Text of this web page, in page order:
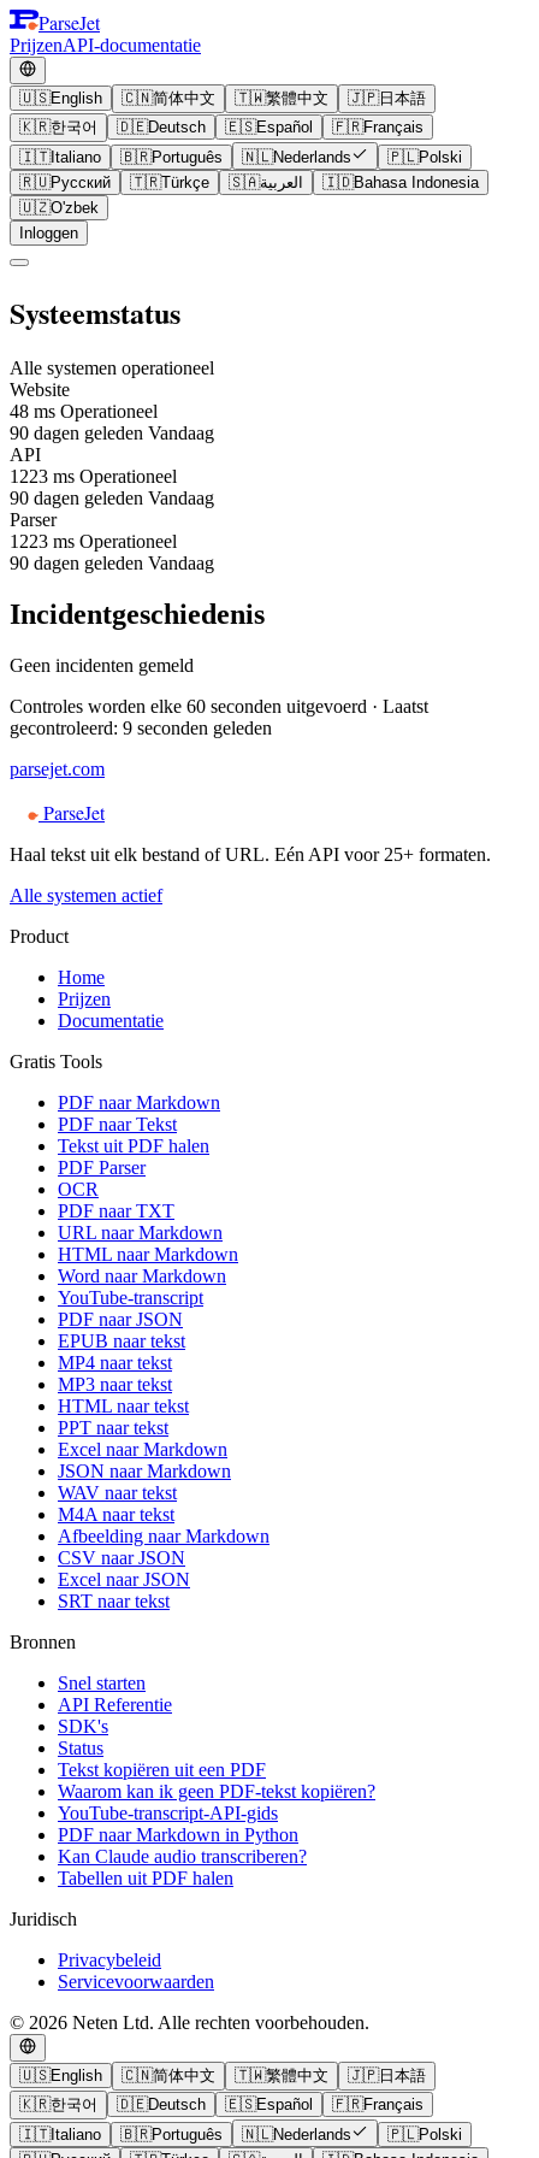
ParseJet
PrijzenAPI-documentatie
🇺🇸English 🇨🇳简体中文 🇹🇼繁體中文 🇯🇵日本語
🇰🇷한국어 🇩🇪Deutsch 🇪🇸Español 🇫🇷Français
🇮🇹Italiano 🇧🇷Português 🇳🇱Nederlands 🇵🇱Polski
🇷🇺Русский 🇹🇷Türkçe 🇸🇦العربية 🇮🇩Bahasa Indonesia
🇺🇿O'zbek
Inloggen
Systeemstatus
Alle systemen operationeel
Website
48 ms Operationeel
90 dagen geleden Vandaag
API
1223 ms Operationeel
90 dagen geleden Vandaag
Parser
1223 ms Operationeel
90 dagen geleden Vandaag
Incidentgeschiedenis
Geen incidenten gemeld
Controles worden elke 60 seconden uitgevoerd · Laatst
gecontroleerd: 9 seconden geleden
parsejet.com
ParseJet
Haal tekst uit elk bestand of URL. Eén API voor 25+ formaten.
Alle systemen actief
Product
Home
Prijzen
Documentatie
Gratis Tools
PDF naar Markdown
PDF naar Tekst
Tekst uit PDF halen
PDF Parser
OCR
PDF naar TXT
URL naar Markdown
HTML naar Markdown
Word naar Markdown
YouTube-transcript
PDF naar JSON
EPUB naar tekst
MP4 naar tekst
MP3 naar tekst
HTML naar tekst
PPT naar tekst
Excel naar Markdown
JSON naar Markdown
WAV naar tekst
M4A naar tekst
Afbeelding naar Markdown
CSV naar JSON
Excel naar JSON
SRT naar tekst
Bronnen
Snel starten
API Referentie
SDK's
Status
Tekst kopiëren uit een PDF
Waarom kan ik geen PDF-tekst kopiëren?
YouTube-transcript-API-gids
PDF naar Markdown in Python
Kan Claude audio transcriberen?
Tabellen uit PDF halen
Juridisch
Privacybeleid
Servicevoorwaarden
© 2026 Neten Ltd. Alle rechten voorbehouden.
🇺🇸English 🇨🇳简体中文 🇹🇼繁體中文 🇯🇵日本語
🇰🇷한국어 🇩🇪Deutsch 🇪🇸Español 🇫🇷Français
🇮🇹Italiano 🇧🇷Português 🇳🇱Nederlands 🇵🇱Polski